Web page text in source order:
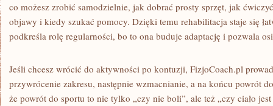
co możesz zrobić samodzielnie, jak dobrać prosty sprzęt, jak
objawy i kiedy szukać pomocy. Dzięki temu rehabilitacja staje się
podkreśla rolę regularności, bo to ona buduje adaptację i pozwala
Jeśli chcesz wrócić do aktywności po kontuzji, FizjoCoach.pl
przywrócenie zakresu, następnie wzmacnianie, a na końcu powrót
że powrót do sportu to nie tylko „czy nie boli”, ale też „czy ciało